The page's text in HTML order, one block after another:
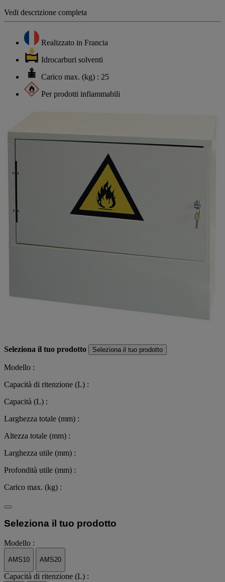
Vedi descrizione completa
Realizzato in Francia
Idrocarburi solventi
Carico max. (kg) : 25
Per prodotti infiammabili
Seleziona il tuo prodotto Seleziona il tuo prodotto
Modello :
Capacità di ritenzione (L) :
Capacità (L) :
Larghezza totale (mm) :
Altezza totale (mm) :
Larghezza utile (mm) :
Profondità utile (mm) :
Carico max. (kg) :
Seleziona il tuo prodotto
Modello :
AMS10 AMS20
Capacità di ritenzione (L) :